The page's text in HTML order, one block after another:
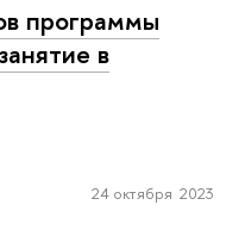
программы
в
24 октября 2023